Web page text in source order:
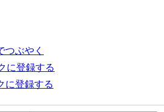
つぶやく
に登録する
に登録する